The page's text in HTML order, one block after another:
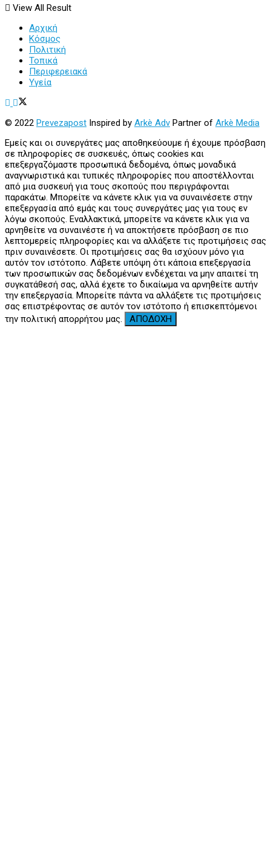
View All Result
Αρχική
Κόσμος
Πολιτική
Τοπικά
Περιφερειακά
Υγεία
© 2022 Prevezapost Inspired by Arkè Adv Partner of Arkè Media
Εμείς και οι συνεργάτες μας αποθηκεύουμε ή έχουμε πρόσβαση
σε πληροφορίες σε συσκευές, όπως cookies και
επεξεργαζόμαστε προσωπικά δεδομένα, όπως μοναδικά
αναγνωριστικά και τυπικές πληροφορίες που αποστέλλονται
από μια συσκευή για τους σκοπούς που περιγράφονται
παρακάτω. Μπορείτε να κάνετε κλικ για να συναινέσετε στην
επεξεργασία από εμάς και τους συνεργάτες μας για τους εν
λόγω σκοπούς. Εναλλακτικά, μπορείτε να κάνετε κλικ για να
αρνηθείτε να συναινέστε ή να αποκτήσετε πρόσβαση σε πιο
λεπτομερείς πληροφορίες και να αλλάξετε τις προτιμήσεις σας
πριν συναινέσετε. Οι προτιμήσεις σας θα ισχύουν μόνο για
αυτόν τον ιστότοπο. Λάβετε υπόψη ότι κάποια επεξεργασία
των προσωπικών σας δεδομένων ενδέχεται να μην απαιτεί τη
συγκατάθεσή σας, αλλά έχετε το δικαίωμα να αρνηθείτε αυτήν
την επεξεργασία. Μπορείτε πάντα να αλλάξετε τις προτιμήσεις
σας επιστρέφοντας σε αυτόν τον ιστότοπο ή επισκεπτόμενοι
την πολιτική απορρήτου μας.
ΑΠΟΔΟΧΗ